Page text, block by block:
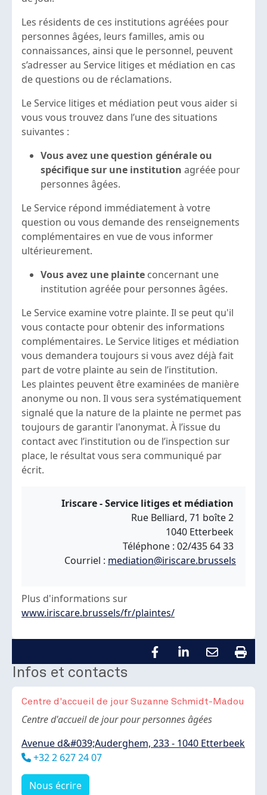
Les résidents de ces institutions agréées pour
personnes âgées, leurs familles, amis ou
connaissances, ainsi que le personnel, peuvent
s’adresser au Service litiges et médiation en cas
de questions ou de réclamations.
Le Service litiges et médiation peut vous aider si
vous vous trouvez dans l’une des situations
suivantes :
Vous avez une question générale ou
spécifique sur une institution agréée pour
personnes âgées.
Le Service répond immédiatement à votre
question ou vous demande des renseignements
complémentaires en vue de vous informer
ultérieurement.
Vous avez une plainte concernant une
institution agréée pour personnes âgées.
Le Service examine votre plainte. Il se peut qu'il
vous contacte pour obtenir des informations
complémentaires. Le Service litiges et médiation
vous demandera toujours si vous avez déjà fait
part de votre plainte au sein de l’institution.
Les plaintes peuvent être examinées de manière
anonyme ou non. Il vous sera systématiquement
signalé que la nature de la plainte ne permet pas
toujours de garantir l'anonymat. À l’issue du
contact avec l’institution ou de l’inspection sur
place, le résultat vous sera communiqué par
écrit.
Iriscare - Service litiges et médiation
Rue Belliard, 71 boîte 2
1040 Etterbeek
Téléphone : 02/435 64 33
Courriel : mediation@iriscare.brussels
Plus d'informations sur
www.iriscare.brussels/fr/plaintes/
Infos et contacts
Centre d'accueil de jour Suzanne Schmidt-Madou
Body
Centre d'accueil de jour pour personnes âgées
Avenue d&#039;Auderghem, 233 - 1040 Etterbeek
Téléphone
+32 2 627 24 07
Nous écrire